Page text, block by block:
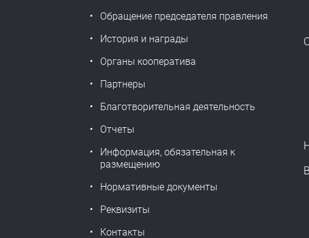
Обращение председателя правления
История и награды
Органы кооператива
Партнеры
Благотворительная деятельность
Отчеты
Информация, обязательная к
размещению
Нормативные документы
Реквизиты
Контакты